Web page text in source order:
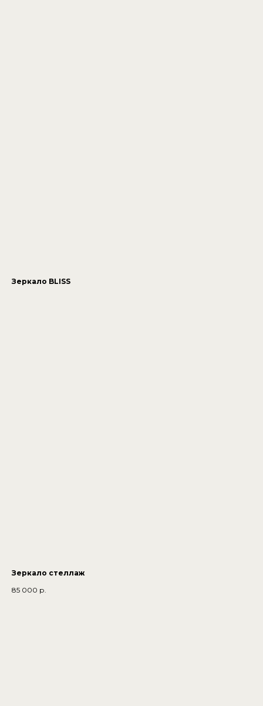
Зеркало BLISS
Зеркало стеллаж
85 000 р.